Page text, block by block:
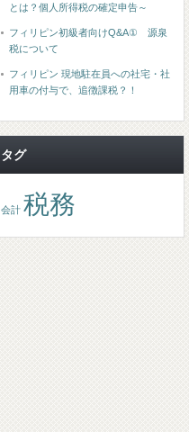
とは？個人所得税の確定申告～
フィリピン初級者向けQ&A① 源泉
税について
フィリピン 現地駐在員への社宅・社
用車の付与で、追徴課税？！
タグ
会計 税務